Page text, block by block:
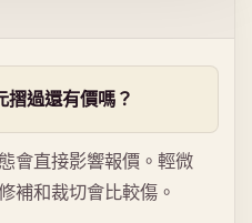
過還有價嗎？
會直接影響報價。輕微
補和裁切會比較傷。